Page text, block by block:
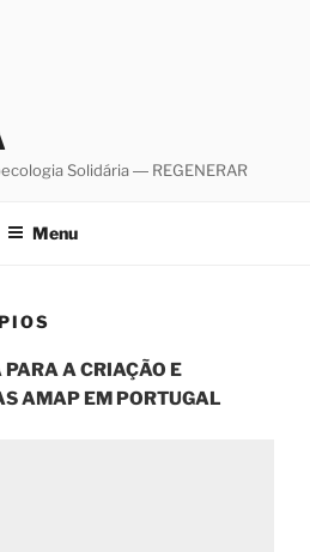
Solidária ― REGENERAR
Menu
A CRIAÇÃO E
AMAP EM PORTUGAL